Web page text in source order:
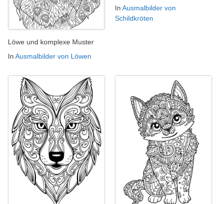
Löwe und komplexe Muster
In Ausmalbilder von Löwen
In Ausmalbilder von
Schildkröten